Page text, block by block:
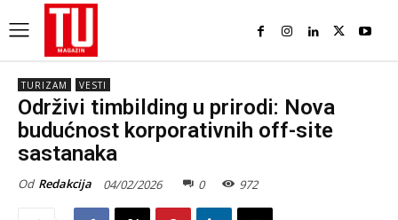
TURIZAM VESTI
Održivi timbilding u prirodi: Nova
budućnost korporativnih off-site
sastanaka
Od Redakcija 04/02/2026 0 972